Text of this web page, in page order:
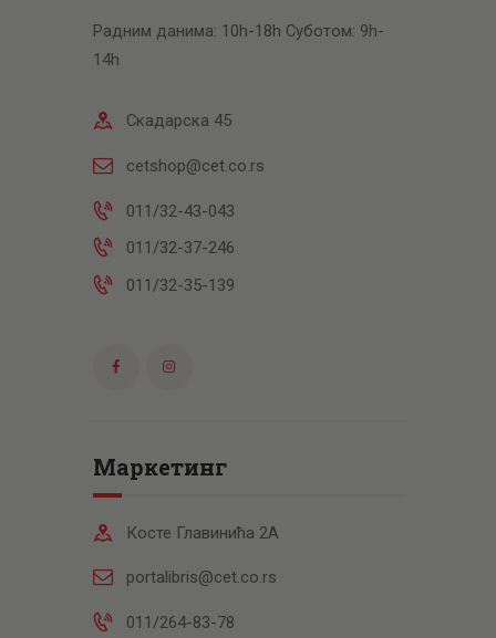
Радним данима: 10h-18h Суботом: 9h-
14h
Скадарска 45
cetshop@cet.co.rs
011/32-43-043
011/32-37-246
011/32-35-139
Маркетинг
Косте Главинића 2А
portalibris@cet.co.rs
011/264-83-78